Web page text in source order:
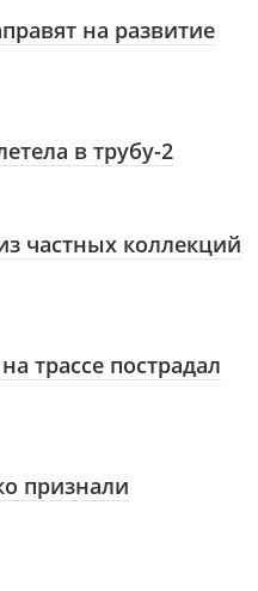
на развитие
в трубу-2
частных коллекций
трассе пострадал
признали